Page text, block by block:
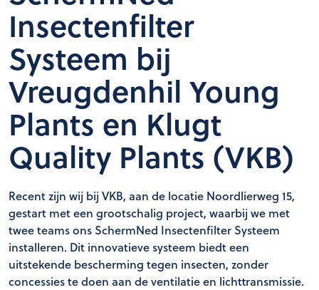
Insectenfilter
Systeem bij
Vreugdenhil Young
Plants en Klugt
Quality Plants (VKB)
Recent zijn wij bij VKB, aan de locatie Noordlierweg 15,
gestart met een grootschalig project, waarbij we met
twee teams ons SchermNed Insectenfilter Systeem
installeren. Dit innovatieve systeem biedt een
uitstekende bescherming tegen insecten, zonder
concessies te doen aan de ventilatie en lichttransmissie.